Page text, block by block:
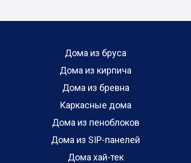
Дома из бруса
Дома из кирпича
Дома из бревна
Каркасные дома
Дома из пеноблоков
Дома из SIP-панелей
Дома хай-тек